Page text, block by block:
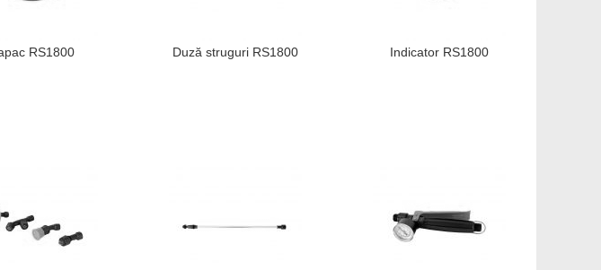
RS1800 Duză struguri RS1800 Indicator RS1800